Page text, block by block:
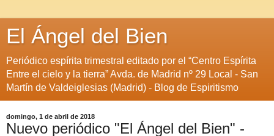
El Ángel del Bien
Periódico espírita trimestral editado por el “Centro Espírita
Entre el cielo y la tierra” Avda. de Madrid nº 29 Local - San
Martín de Valdeiglesias (Madrid) - Blog de Espiritismo
domingo, 1 de abril de 2018
Nuevo periódico "El Ángel del Bien" -